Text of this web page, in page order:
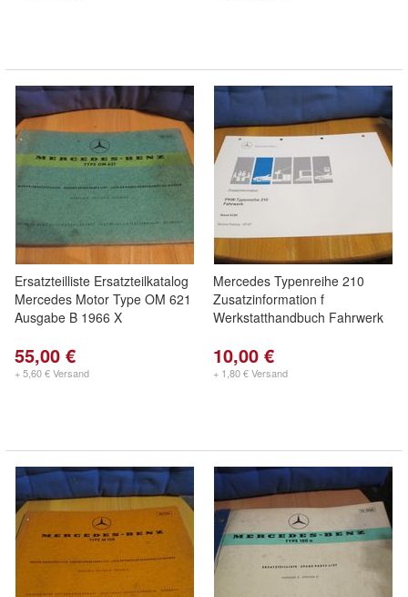
Ersatzteilliste Ersatzteilkatalog
Mercedes Motor Type OM 621
Ausgabe B 1966 X
55,00 €
+ 5,60 € Versand
Mercedes Typenreihe 210
Zusatzinformation f
Werkstatthandbuch Fahrwerk
10,00 €
+ 1,80 € Versand